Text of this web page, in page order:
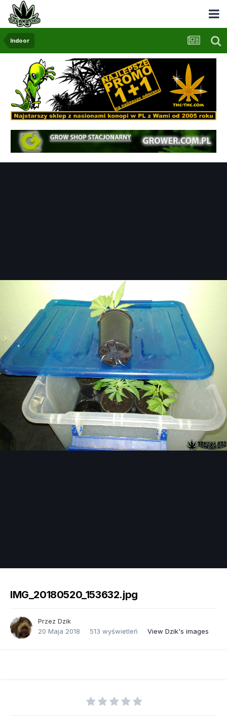
Indoor
IMG_20180520_153632.jpg
Przez Dzik
20 Maja 2018
513 wyświetleń View Dzik's images